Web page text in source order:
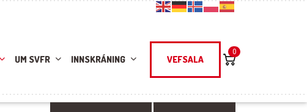
UM SVFR INNSKRÁNING VEFSALA
0